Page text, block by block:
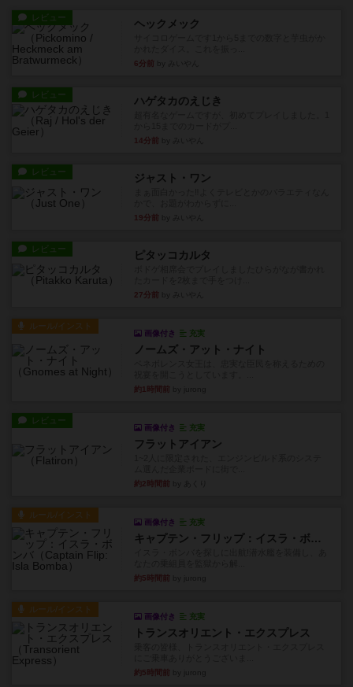
レビュー ヘックメック
6分前
レビュー ハゲタカのえじき
14分前
レビュー ジャスト・ワン
19分前
レビュー ピタッコカルタ
27分前
ルール/インスト
画像付き 充実
ノームズ・アット・ナイト
約1時間前
レビュー
画像付き 充実
フラットアイアン
約2時間前
ルール/インスト
画像付き 充実
キャプテン・フリップ：イスラ・ボンバ
約5時間前
ルール/インスト
画像付き 充実
トランスオリエント・エクスプレス
約5時間前